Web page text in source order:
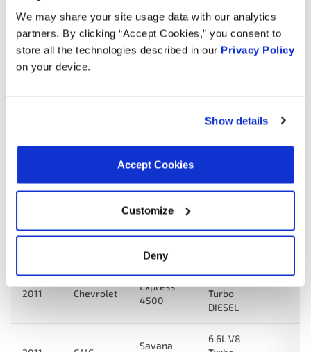
We may share your site usage data with our analytics
partners. By clicking “Accept Cookies,” you consent to
store all the technologies described in our Privacy Policy
on your device.
Show details
Accept Cookies
Customize
Deny
DIESEL
2014 GMC
Savana
6.6L V8
Turbo
Turbo
Express
4500
DIESEL
2012 Chevrolet
Express
4500
Turbo
2011 Chevrolet
Express
4500
6.6L V8
Turbo
DIESEL
Savana
6.6L V8